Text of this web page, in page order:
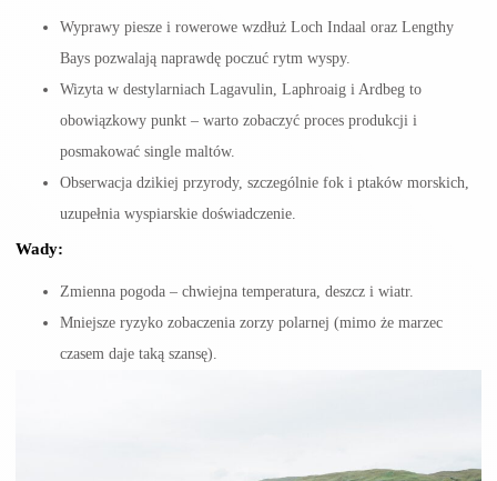
Wyprawy piesze i rowerowe wzdłuż Loch Indaal oraz Lengthy
Bays pozwalają naprawdę poczuć rytm wyspy.
Wizyta w destylarniach Lagavulin, Laphroaig i Ardbeg to
obowiązkowy punkt – warto zobaczyć proces produkcji i
posmakować single maltów.
Obserwacja dzikiej przyrody, szczególnie fok i ptaków morskich,
uzupełnia wyspiarskie doświadczenie.
Wady:
Zmienna pogoda – chwiejna temperatura, deszcz i wiatr.
Mniejsze ryzyko zobaczenia zorzy polarnej (mimo że marzec
czasem daje taką szansę).